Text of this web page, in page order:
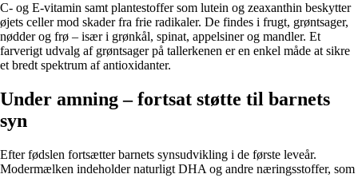
C- og E-vitamin samt plantestoffer som lutein og zeaxanthin beskytter
øjets celler mod skader fra frie radikaler. De findes i frugt, grøntsager,
nødder og frø – især i grønkål, spinat, appelsiner og mandler. Et
farverigt udvalg af grøntsager på tallerkenen er en enkel måde at sikre
et bredt spektrum af antioxidanter.
Under amning – fortsat støtte til barnets
syn
Efter fødslen fortsætter barnets synsudvikling i de første leveår.
Modermælken indeholder naturligt DHA og andre næringsstoffer, som